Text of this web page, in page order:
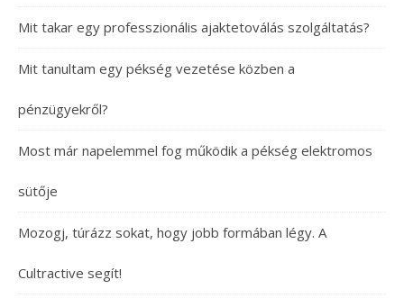
Mit takar egy professzionális ajaktetoválás szolgáltatás?
Mit tanultam egy pékség vezetése közben a
pénzügyekről?
Most már napelemmel fog működik a pékség elektromos
sütője
Mozogj, túrázz sokat, hogy jobb formában légy. A
Cultractive segít!